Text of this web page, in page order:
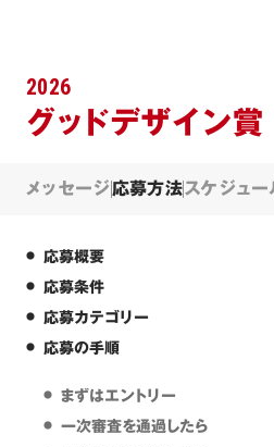
2026
グッドデザイン賞
メッセージ応募方法スケジュー
応募概要
応募条件
応募カテゴリー
応募の手順
まずはエントリー
一次審査を通過したら